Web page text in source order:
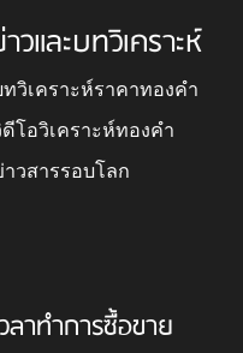
วและบทวิเคราะห์
วิเคราะห์ราคาทองคำ
โอวิเคราะห์ทองคำ
วสารรอบโลก
ลาทำการซื้อขาย